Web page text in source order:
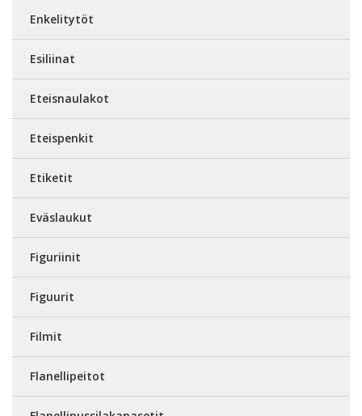
Enkelitytöt
Esiliinat
Eteisnaulakot
Eteispenkit
Etiketit
Eväslaukut
Figuriinit
Figuurit
Filmit
Flanellipeitot